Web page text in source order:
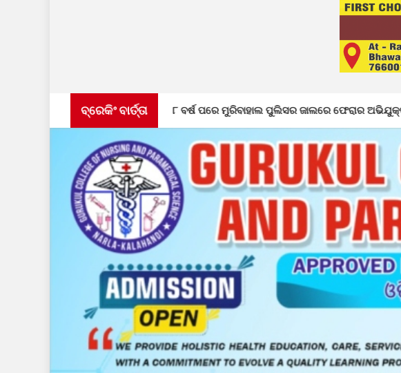
ବ୍ରେକିଂ ବାର୍ତ୍ତା
୮ ବର୍ଷ ପରେ ମୁରିବାହାଲ ପୁଲିସର ଜାଲରେ ଫେରାର ଅଭିଯୁକ୍ତ, ମୁମ୍ବାଇରୁ ଆସି ଗାଁରେ